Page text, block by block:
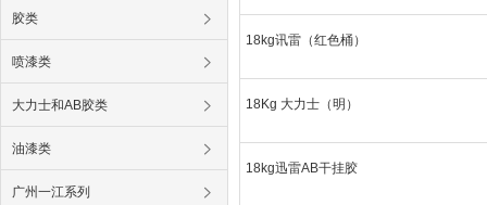
胶类
喷漆类
大力士和AB胶类
油漆类
广州一江系列
18kg讯雷（红色桶）
18Kg 大力士（明）
18kg迅雷AB干挂胶